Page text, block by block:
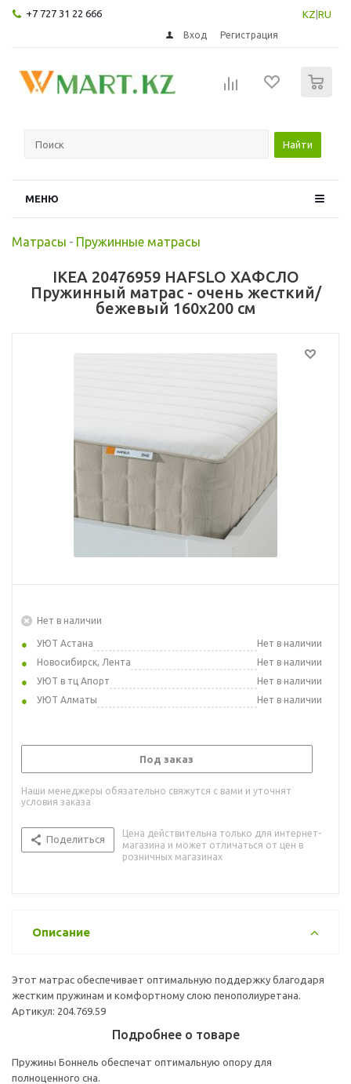
+7 727 31 22 666 KZ RU
Вход Регистрация
Найти
МЕНЮ
Матрасы - Пружинные матрасы
IKEA 20476959 HAFSLO ХАФСЛО
Пружинный матрас - очень жесткий/
бежевый 160x200 см
Нет в наличии
УЮТ Астана
Нет в наличии
Новосибирск, Лента
Нет в наличии
УЮТ в тц Апорт
Нет в наличии
УЮТ Алматы
Нет в наличии
Под заказ
Наши менеджеры обязательно свяжутся с вами и уточнят
условия заказа
Поделиться
Цена действительна только для интернет-
магазина и может отличаться от цен в
розничных магазинах
Описание
Этот матрас обеспечивает оптимальную поддержку благодаря
жестким пружинам и комфортному слою пенополиуретана.
Артикул: 204.769.59
Подробнее о товаре
Пружины Боннель обеспечат оптимальную опору для
полноценного сна.